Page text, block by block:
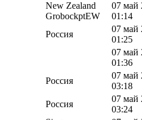
New Zealand
GrobockptEW
07 май
01:14
Россия
07 май
01:25
07 май
01:36
Россия
07 май
03:18
Россия
07 май
03:24